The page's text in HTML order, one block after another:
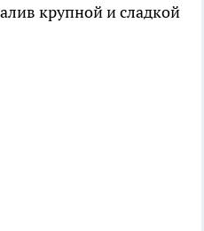
крупной и сладкой